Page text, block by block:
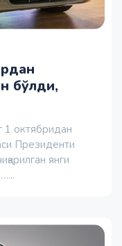
бўлди,
октябридан
Президенти
янги